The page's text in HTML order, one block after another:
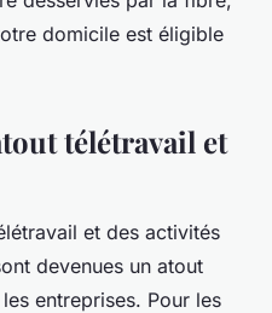
domicile est éligible
télétravail et
et des activités
devenues un atout
entreprises. Pour les